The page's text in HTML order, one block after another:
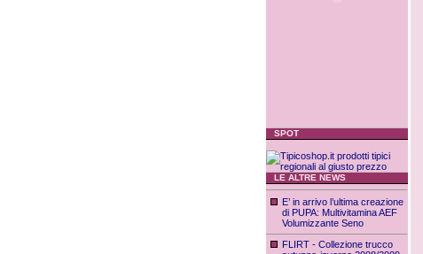
SPOT
LE ALTRE NEWS
E’ in arrivo l’ultima creazione
di PUPA: Multivitamina AEF
Volumizzante Seno
FLIRT - Collezione trucco